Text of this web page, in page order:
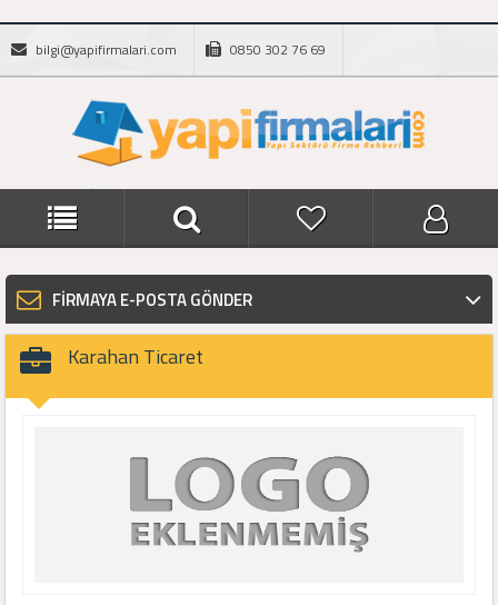
bilgi@yapifirmalari.com 0850 302 76 69
FİRMAYA E-POSTA GÖNDER
Karahan Ticaret